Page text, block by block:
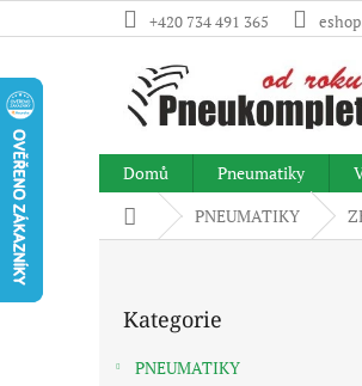
na
+420 734 491 365
Domů Pneumatiky
Domů PNEUMATIKY
kategorie
Kategorie
PNEUMATIKY